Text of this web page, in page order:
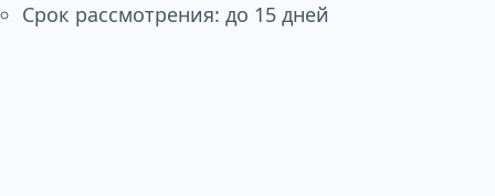
Срок рассмотрения: до 15 дней